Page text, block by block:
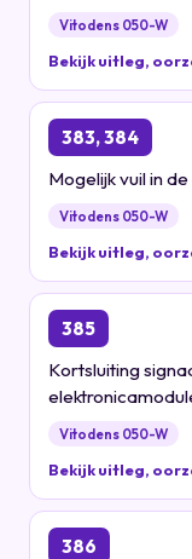
Vitodens 050-W
Bekijk uitleg,
383, 384
Mogelijk vuil in
Vitodens 050-W
Bekijk uitleg,
385
Kortsluiting
Vitodens 050-W
Bekijk uitleg,
386